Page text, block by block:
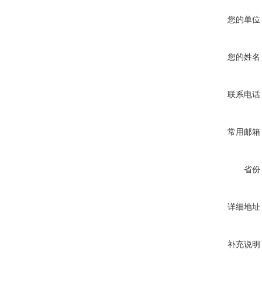
您的单位
您的姓名
联系电话
常用邮箱
省份
详细地址
补充说明